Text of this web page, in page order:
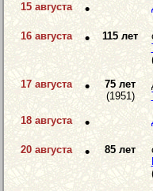
15 августа •
16 августа • 115 лет
17 августа •
75 лет
(1951)
18 августа •
20 августа • 85 лет